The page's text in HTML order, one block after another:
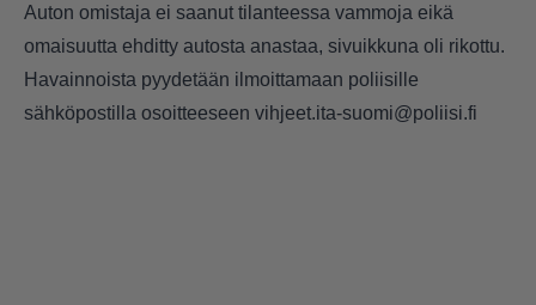
Auton omistaja ei saanut tilanteessa vammoja eikä
omaisuutta ehditty autosta anastaa, sivuikkuna oli rikottu.
Havainnoista pyydetään ilmoittamaan poliisille
sähköpostilla osoitteeseen vihjeet.ita-suomi@poliisi.fi